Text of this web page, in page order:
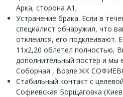
Арка, сторона А1;
Устранение брака. Если в
специалист обнаружил, что
отклеился, его подклеивают.
11х2,20 облетел полностью,
дополнительный постер и мы
Соборная , Возле ЖК
Стабильный контакт с
Софиевская Борщаговка